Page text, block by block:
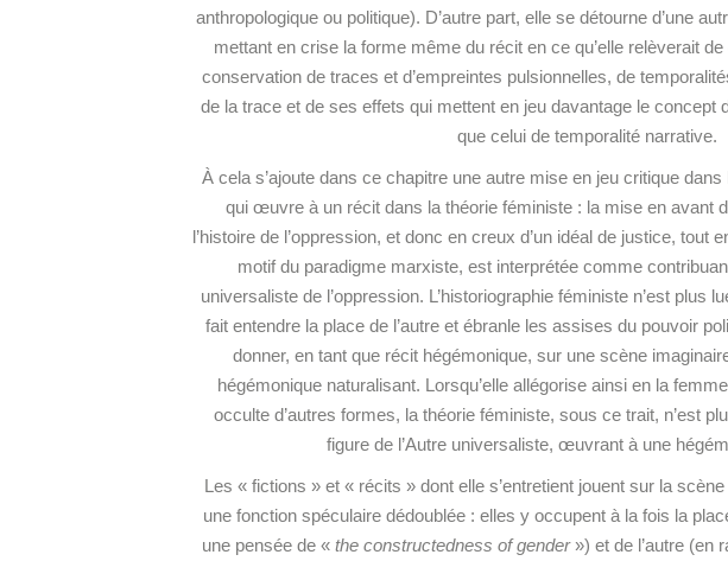
anthropologique ou politique). D’autre part, elle se détourne d’une
mettant en crise la forme même du récit en ce qu’elle relèverait
conservation de traces et d’empreintes pulsionnelles, de
de la trace et de ses effets qui mettent en jeu davantage le concept
que celui de temporalité narrative.
À cela s’ajoute dans ce chapitre une autre mise en jeu critique
qui œuvre à un récit dans la théorie féministe : la mise en avant
l’histoire de l’oppression, et donc en creux d’un idéal de justice, tout
motif du paradigme marxiste, est interprétée comme
universaliste de l’oppression. L’historiographie féministe n’est plus
fait entendre la place de l’autre et ébranle les assises du pouvoir
donner, en tant que récit hégémonique, sur une scène
hégémonique naturalisant. Lorsqu’elle allégorise ainsi en la
occulte d’autres formes, la théorie féministe, sous ce trait, n’est
figure de l’Autre universaliste, œuvrant à une
Les « fictions » et « récits » dont elle s’entretient jouent sur la
une fonction spéculaire dédoublée : elles y occupent à la fois la
une pensée de « the constructedness of gender») et de l’autre (en